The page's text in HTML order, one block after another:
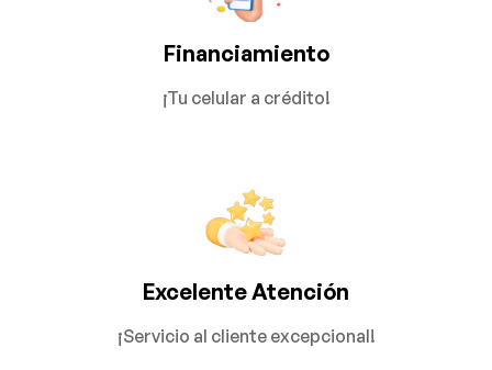
Financiamiento
¡Tu celular a crédito!
Excelente Atención
¡Servicio al cliente excepcional!